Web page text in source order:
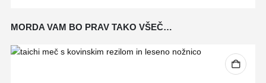
MORDA VAM BO PRAV TAKO VŠEČ…